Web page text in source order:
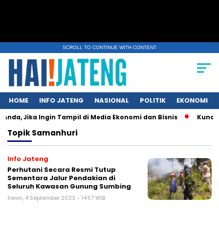
SCROLL TO CONTINUE WITH CONTENT
HOME INFO JATENG NASIONAL POLITIK EKONOMI
Jika Ingin Tampil di Media Ekonomi dan Bisnis Kunci
TopikSamanhuri
Info Jateng
Perhutani Secara Resmi Tutup
Sementara Jalur Pendakian di
Seluruh Kawasan Gunung Sumbing
Senin, 4 September 2023 - 14:57 WIB